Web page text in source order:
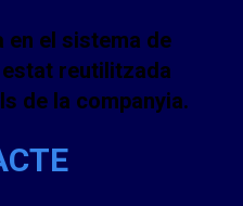
en el sistema de
estat reutilitzada
de la companyia.